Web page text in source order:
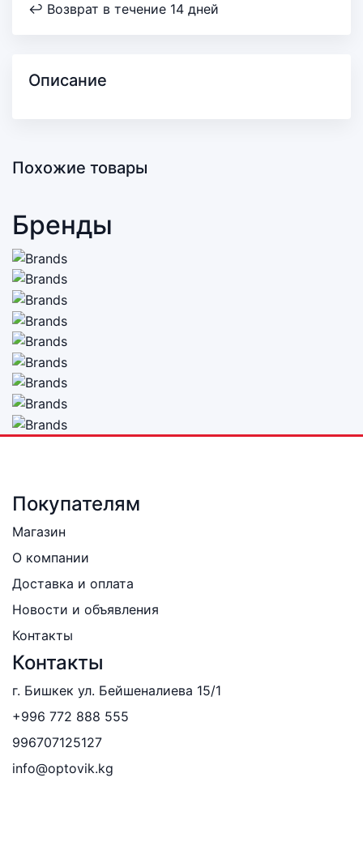
↩ Возврат в течение 14 дней
Описание
Похожие товары
Бренды
Покупателям
Магазин
О компании
Доставка и оплата
Новости и объявления
Контакты
Контакты
г. Бишкек ул. Бейшеналиева 15/1
+996 772 888 555
996707125127
info@optovik.kg